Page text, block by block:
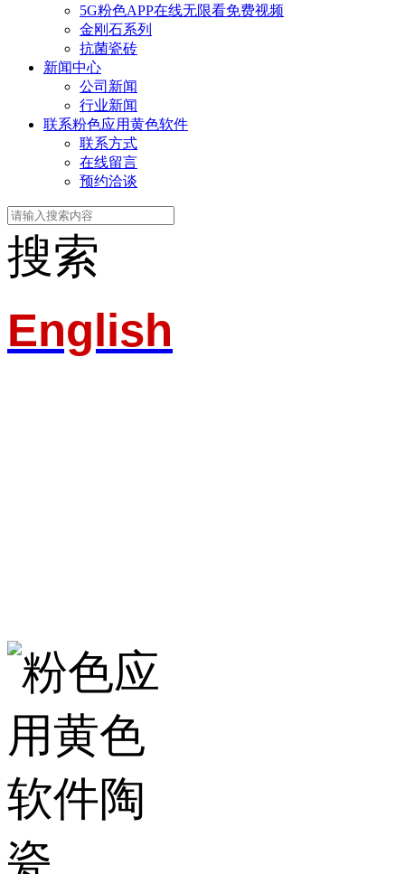
5G粉色APP在线无限看免费视频
金刚石系列
抗菌瓷砖
新闻中心
公司新闻
行业新闻
联系粉色应用黄色软件
联系方式
在线留言
预约洽谈
搜索
English